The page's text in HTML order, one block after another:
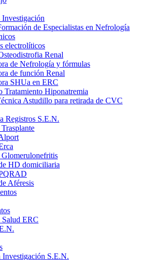
Investigación
de Especialistas en Nefrología
electrolíticos
Renal
de Nefrología y fórmulas
de función Renal
SHUa en ERC
Tratamiento Hiponatremia
Astudillo para retirada de CVC
Registros S.E.N.
Glomerulonefritis
HD domiciliaria
Aféresis
Salud ERC
Investigación S.E.N.